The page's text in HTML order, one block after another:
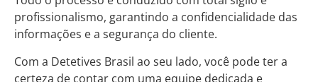
profissionalismo, garantindo a confidencialidade das
informações e a segurança do cliente.
Com a Detetives Brasil ao seu lado, você pode ter a
certeza de contar com uma equipe dedicada e